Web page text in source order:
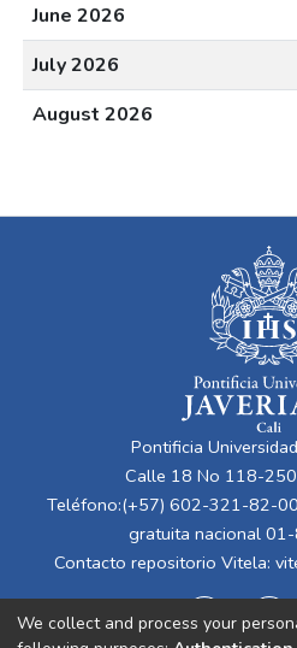
June 2026
July 2026
August 2026
Pontificia
Calle 18 No 118-250
Teléfono:(+57) 602-321-82-
gratuita nacional
Contacto repositorio Vitela:
We collect and process your